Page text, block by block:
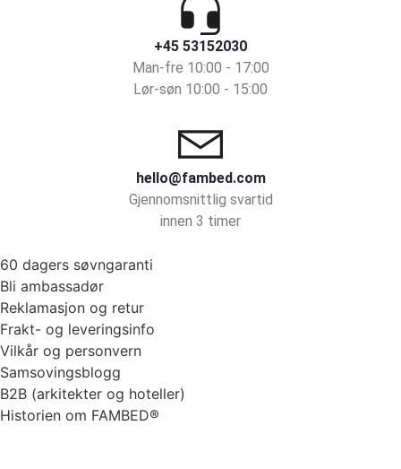
+45 53152030
Man-fre 10:00 - 17:00
Lør-søn 10:00 - 15:00
hello@fambed.com
Gjennomsnittlig svartid
innen 3 timer
60 dagers søvngaranti
Bli ambassadør
Reklamasjon og retur
Frakt- og leveringsinfo
Vilkår og personvern
Samsovingsblogg
B2B (arkitekter og hoteller)
Historien om FAMBED®